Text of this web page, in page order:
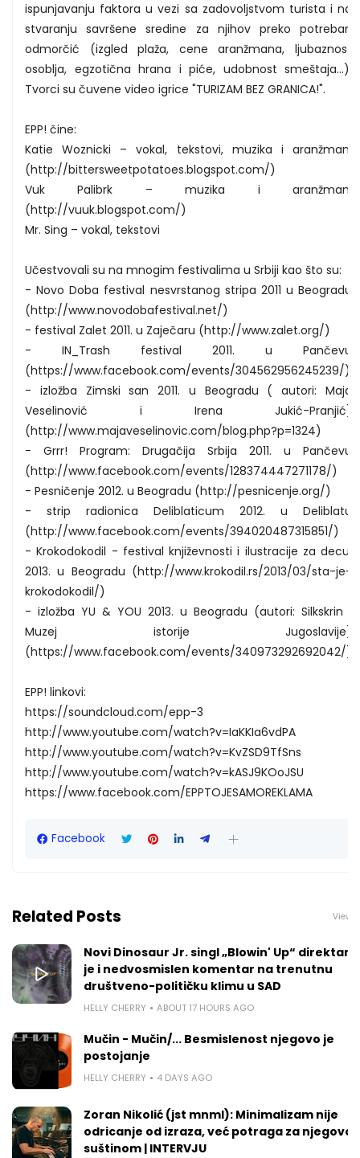
ispunjavanju faktora u vezi sa zadovoljstvom turista i na
stvaranju savršene sredine za njihov preko potreban
odmorčić (izgled plaža, cene aranžmana, ljubaznost
osoblja, egzotična hrana i piće, udobnost smeštaja...).
Tvorci su čuvene video igrice "TURIZAM BEZ GRANICA!".
EPP! čine:
Katie Woznicki – vokal, tekstovi, muzika i aranžmani
(http://bittersweetpotatoes.blogspot.com/)
Vuk Palibrk – muzika i aranžmani
(http://vuuk.blogspot.com/)
Mr. Sing – vokal, tekstovi
Učestvovali su na mnogim festivalima u Srbiji kao što su:
- Novo Doba festival nesvrstanog stripa 2011 u Beogradu
(http://www.novodobafestival.net/)
- festival Zalet 2011. u Zaječaru (http://www.zalet.org/)
- IN_Trash festival 2011. u Pančevu
(https://www.facebook.com/events/304562956245239/)
- izložba Zimski san 2011. u Beogradu ( autori: Maja
Veselinović i Irena Jukić-Pranjić)
(http://www.majaveselinovic.com/blog.php?p=1324)
- Grrr! Program: Drugačija Srbija 2011. u Pančevu
(http://www.facebook.com/events/128374447271178/)
- Pesničenje 2012. u Beogradu (http://pesnicenje.org/)
- strip radionica Deliblaticum 2012. u Deliblatu
(http://www.facebook.com/events/394020487315851/)
- Krokodokodil - festival književnosti i ilustracije za decu,
2013. u Beogradu (http://www.krokodil.rs/2013/03/sta-je-
krokodokodil/)
- izložba YU & YOU 2013. u Beogradu (autori: Silkskrin i
Muzej istorije Jugoslavije)
(https://www.facebook.com/events/340973292692042/)
EPP! linkovi:
https://soundcloud.com/epp-3
http://www.youtube.com/watch?v=IaKKIa6vdPA
http://www.youtube.com/watch?v=KvZSD9TfSns
http://www.youtube.com/watch?v=kASJ9KOoJSU
https://www.facebook.com/EPPTOJESAMOREKLAMA
Facebook
Related Posts View
Novi Dinosaur Jr. singl „Blowin' Up“ direktan
je i nedvosmislen komentar na trenutnu
društveno-političku klimu u SAD
HELLY CHERRY ABOUT 17 HOURS AGO
Mučin - Mučin/... Besmislenost njegovo je
postojanje
HELLY CHERRY 4 DAYS AGO
Zoran Nikolić (jst mnml): Minimalizam nije
odricanje od izraza, već potraga za
suštinom | INTERVJU